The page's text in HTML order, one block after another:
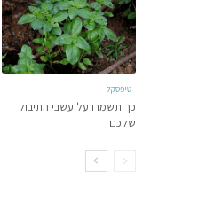
טיפסקל
כך תשמרו על עשבי התיבול
שלכם